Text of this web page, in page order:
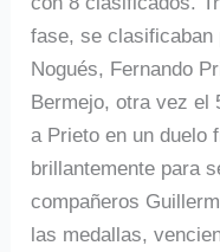
fase, se clasificaban
Nogués, Fernando
Bermejo, otra vez el
a Prieto en un duelo
brillantemente para
compañeros
las medallas,